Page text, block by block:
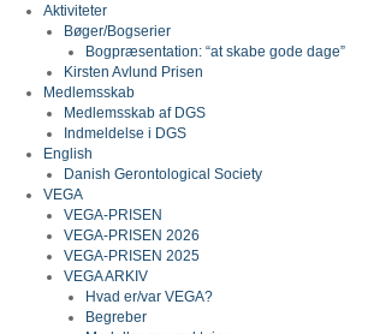
Aktiviteter
Bøger/Bogserier
Bogpræsentation: “at skabe gode dage”
Kirsten Avlund Prisen
Medlemsskab
Medlemsskab af DGS
Indmeldelse i DGS
English
Danish Gerontological Society
VEGA
VEGA-PRISEN
VEGA-PRISEN 2026
VEGA-PRISEN 2025
VEGA ARKIV
Hvad er/var VEGA?
Begreber